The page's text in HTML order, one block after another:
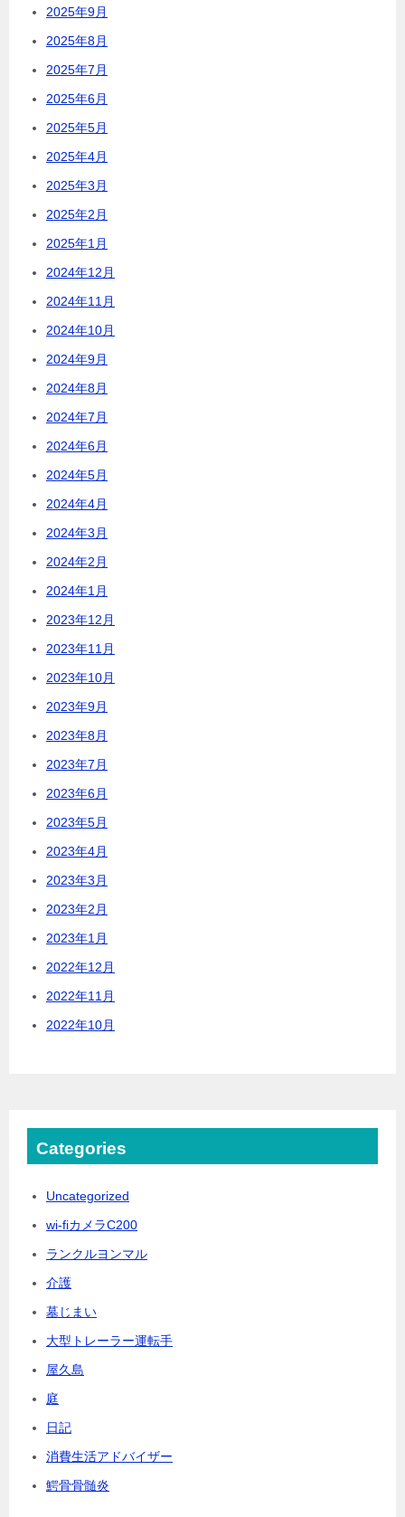
2025年9月
2025年8月
2025年7月
2025年6月
2025年5月
2025年4月
2025年3月
2025年2月
2025年1月
2024年12月
2024年11月
2024年10月
2024年9月
2024年8月
2024年7月
2024年6月
2024年5月
2024年4月
2024年3月
2024年2月
2024年1月
2023年12月
2023年11月
2023年10月
2023年9月
2023年8月
2023年7月
2023年6月
2023年5月
2023年4月
2023年3月
2023年2月
2023年1月
2022年12月
2022年11月
2022年10月
Categories
Uncategorized
wi-fiカメラC200
ランクルヨンマル
介護
墓じまい
大型トレーラー運転手
屋久島
庭
日記
消費生活アドバイザー
鰐骨骨髄炎